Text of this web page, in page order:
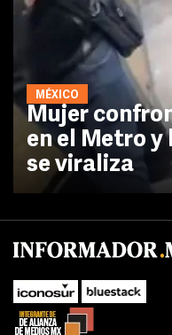
MÉXICO
Mujer
en el Metro y
se viraliza